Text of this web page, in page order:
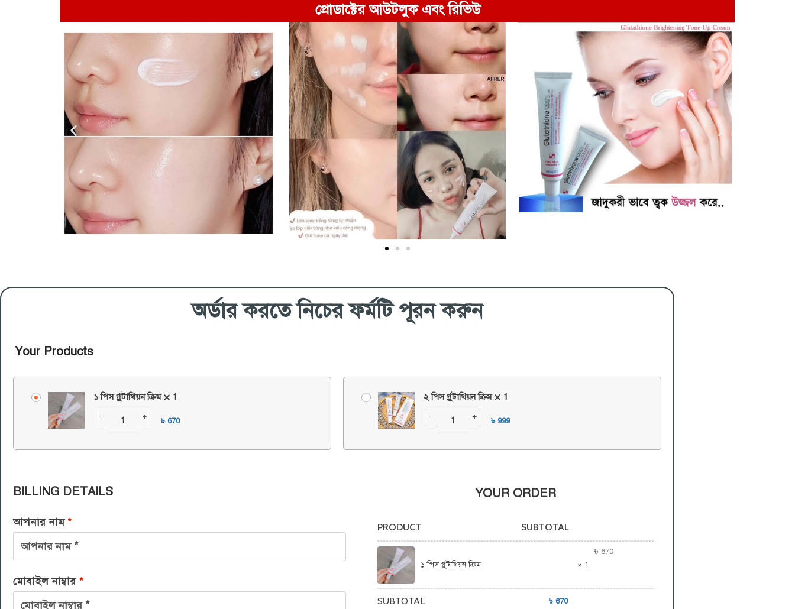
প্রোডাক্টের আউটলুক এবং রিভিউ
অর্ডার করতে নিচের ফর্মটি পূরন করুন
Your Products
১ পিস গ্লুটাথিয়ন ক্রিম 1
− + ৳670
২ পিস গ্লুটাথিয়ন ক্রিম 1
− + ৳999
BILLING DETAILS
আপনার নাম*
মোবাইল নাম্বার *
YOUR ORDER
PRODUCT SUBTOTAL
১ পিস গ্লুটাথিয়ন ক্রিম × 1
৳ 670
SUBTOTAL ৳670